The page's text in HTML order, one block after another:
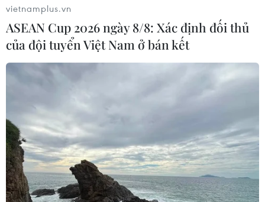
vietnamplus.vn
ASEAN Cup 2026 ngày 8/8: Xác định đối thủ
của đội tuyển Việt Nam ở bán kết